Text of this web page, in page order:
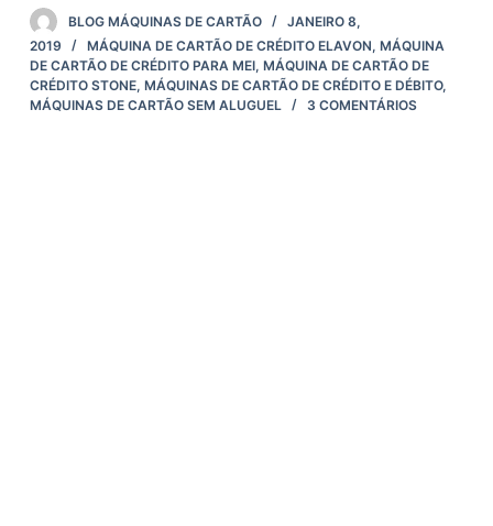
BLOG MÁQUINAS DE CARTÃO
JANEIRO 8,
2019
MÁQUINA DE CARTÃO DE CRÉDITO ELAVON, MÁQUINA
DE CARTÃO DE CRÉDITO PARA MEI, MÁQUINA DE CARTÃO DE
CRÉDITO STONE, MÁQUINAS DE CARTÃO DE CRÉDITO E DÉBITO,
MÁQUINAS DE CARTÃO SEM ALUGUEL
3 COMENTÁRIOS